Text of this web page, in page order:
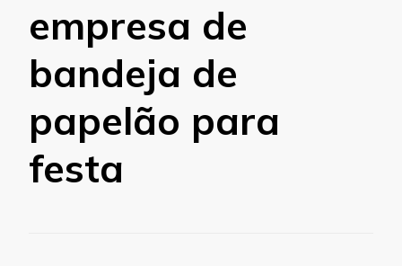
empresa de
bandeja de
papelão para
festa